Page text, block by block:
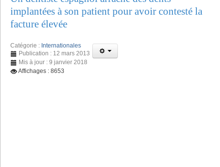
implantées à son patient pour avoir contesté la
facture élevée
Catégorie : Internationales
Publication : 12 mars 2013
Mis à jour : 9 janvier 2018
Affichages : 8653